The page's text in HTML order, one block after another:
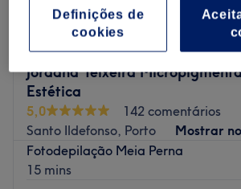
Jordana Teixeira
Estética
5,0
142 comentários
Santo Ildefonso, Porto
Mostrar
Fotodepilação Meia Perna
15 mins
Definições de
cookies